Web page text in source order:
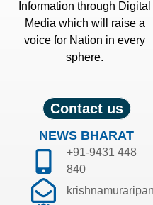
Information through Digital
Media which will raise a
voice for Nation in every
sphere.
Contact us
NEWS BHARAT
+91-9431 448
840